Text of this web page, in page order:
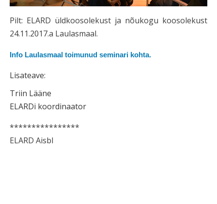
Pilt: ELARD üldkoosolekust ja nõukogu koosolekust
24.11.2017.a Laulasmaal.
Info Laulasmaal toimunud seminari kohta.
Lisateave:
Triin Lääne
ELARDi koordinaator
****************
ELARD Aisbl